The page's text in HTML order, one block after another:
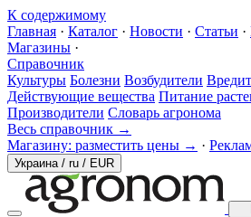
К содержимому
Главная · Каталог · Новости · Статьи ·
Магазины ·
Справочник
Культуры Болезни Возбудители
Действующие вещества Питание
Производители Словарь агронома
Весь справочник →
Магазину: разместить цены → ·
Украина / ru / EUR